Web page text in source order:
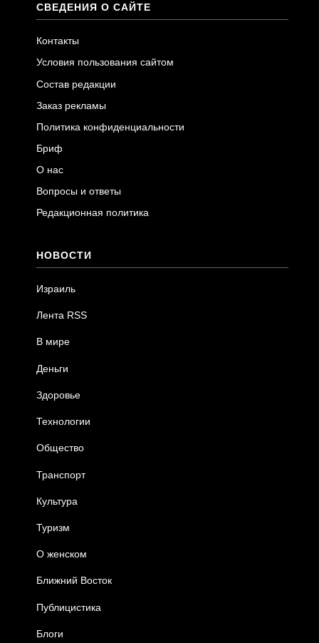
СВЕДЕНИЯ О САЙТЕ
Контакты
Условия пользования сайтом
Состав редакции
Заказ рекламы
Политика конфиденциальности
Бриф
О нас
Вопросы и ответы
Редакционная политика
НОВОСТИ
Израиль
Лента RSS
В мире
Деньги
Здоровье
Технологии
Общество
Транспорт
Культура
Туризм
О женском
Ближний Восток
Публицистика
Блоги